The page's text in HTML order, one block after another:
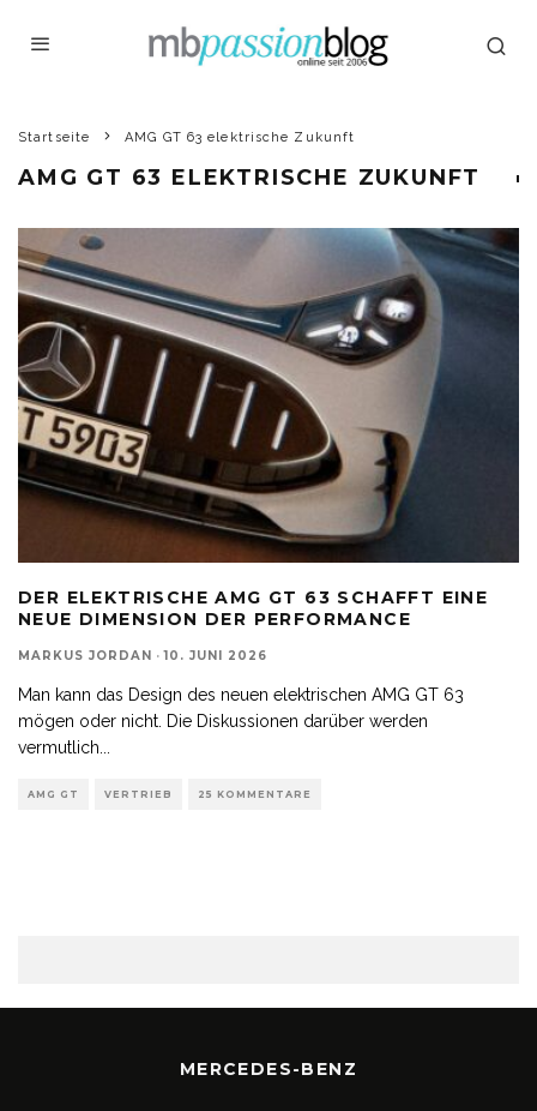
Startseite AMG GT 63 elektrische Zukunft
AMG GT 63 ELEKTRISCHE ZUKUNFT
DER ELEKTRISCHE AMG GT 63 SCHAFFT EINE
NEUE DIMENSION DER PERFORMANCE
MARKUS JORDAN · 10. JUNI 2026
Man kann das Design des neuen elektrischen AMG GT 63
mögen oder nicht. Die Diskussionen darüber werden
vermutlich
AMG GT VERTRIEB 25 KOMMENTARE
MERCEDES-BENZ